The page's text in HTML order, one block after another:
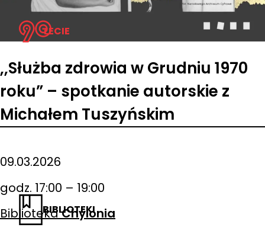
LECIE
BIBLIOTEKI
,,Służba zdrowia w Grudniu 1970
roku” – spotkanie autorskie z
Michałem Tuszyńskim
09.03.2026
godz. 17:00 – 19:00
BibliotekaChylonia